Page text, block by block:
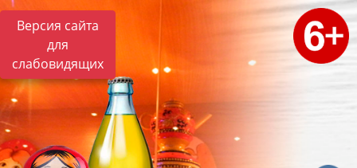
Версия сайта
для
слабовидящих